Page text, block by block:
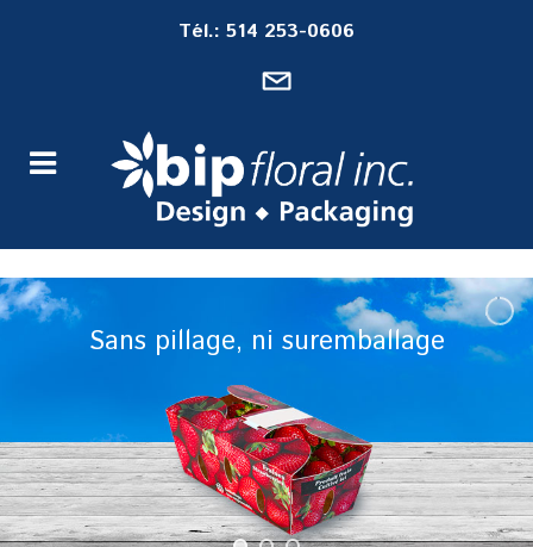
Tél.: 514 253-0606
Sans pillage, ni suremballage